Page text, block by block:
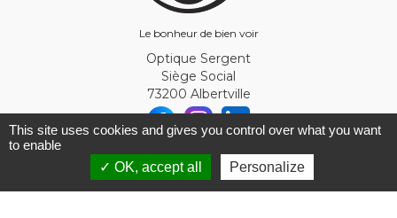
Le bonheur de bien voir
Optique Sergent
Siège Social
73200 Albertville
© Optique Sergent 2026 - SIRET 32993919300010
This site uses cookies and gives you control over what you want
to enable
✓ OK, accept all
Personalize